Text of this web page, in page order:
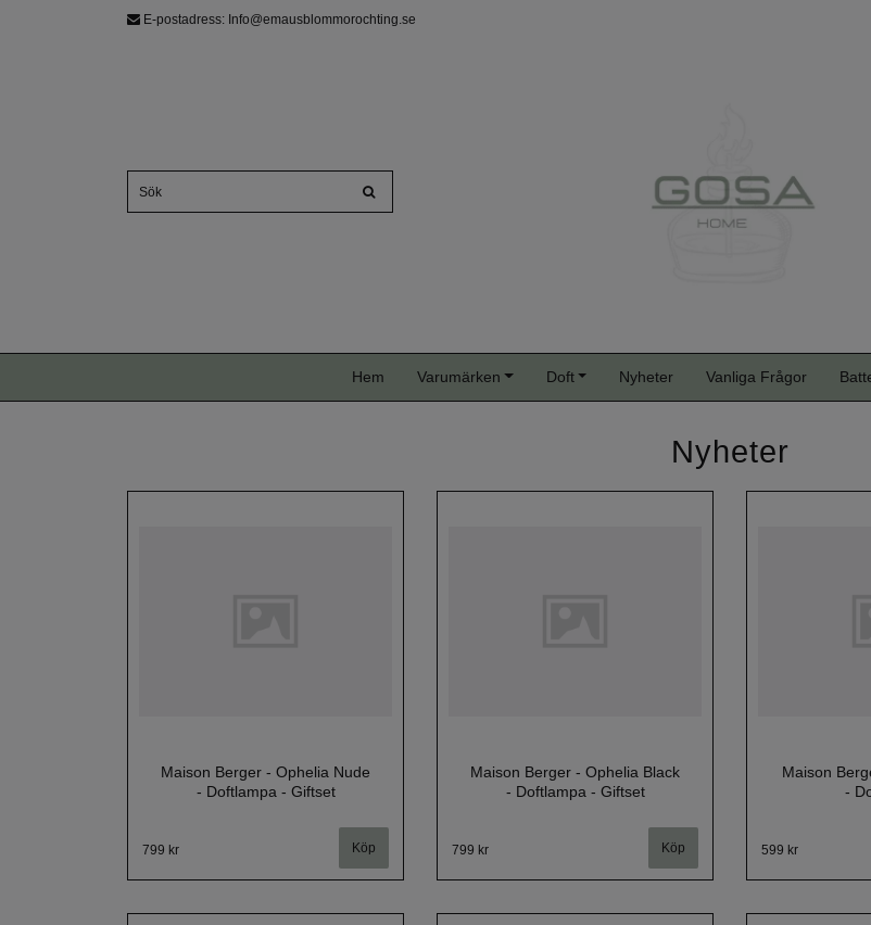
E-postadress: Info@emausblommorochting.se
Hem Varumärken Doft Nyheter Vanliga Frågor
Nyheter
Maison Berger - Ophelia Nude
- Doftlampa - Giftset
799 kr
Maison Berger - Ophelia Black
- Doftlampa - Giftset
799 kr
Maison
-
599 kr